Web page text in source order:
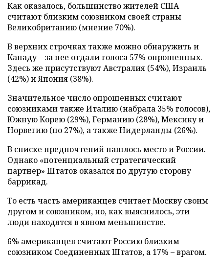
Как оказалось, большинство жителей США
считают близким союзником своей страны
Великобританию (мнение 70%).
В верхних строчках также можно обнаружить и
Канаду – за нее отдали голоса 57% опрошенных.
Здесь же присутствуют Австралия (54%), Израиль
(42%) и Япония (38%).
Значительное число опрошенных считают
союзниками также Италию (набрала 35% голосов),
Южную Корею (29%), Германию (28%), Мексику и
Норвегию (по 27%), а также Нидерланды (26%).
В списке предпочтений нашлось место и России.
Однако «потенциальный стратегический
партнер» Штатов оказался по другую сторону
баррикад.
То есть часть американцев считает Москву своим
другом и союзником, но, как выяснилось, эти
люди находятся в явном меньшинстве.
6% американцев считают Россию близким
союзником Соединенных Штатов, а 17% – врагом.